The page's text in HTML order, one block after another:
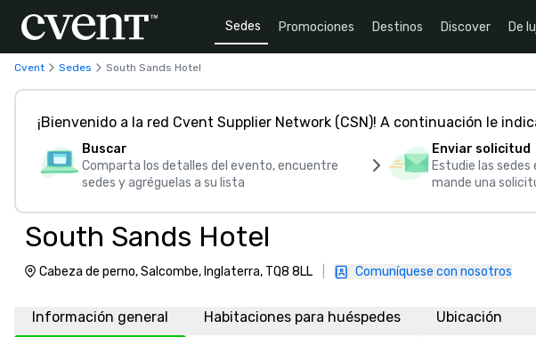
Sedes Promociones Destinos Discover De
Cvent Sedes South Sands Hotel
¡Bienvenido a la red Cvent Supplier Network (CSN)! A continuación le
Buscar
Comparta los detalles del evento, encuentre
sedes y agréguelas a su lista
Enviar solicitud
Estudie las sedes
mande una
South Sands Hotel
Cabeza de perno, Salcombe, Inglaterra, TQ8 8LL Comuníquese con nosotros
Información general Habitaciones para huéspedes Ubicación